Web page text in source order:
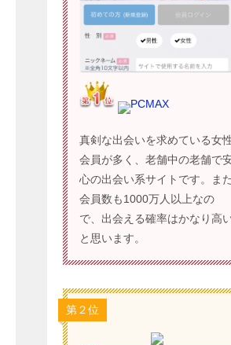
PCMAX
真剣な出会いを求めている女
会員が多く、老舗中の老舗で
心の出会い系サイトです。また
会員数も1000万人以上なの
で、出会える確率はかなり高
と思います。
第２位